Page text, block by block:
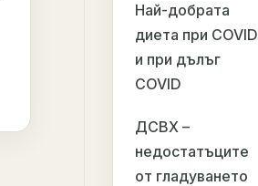
Най-добрата
диета при COVID
и при дълъг
COVID
ДСВХ –
недостатъците
от гладуването